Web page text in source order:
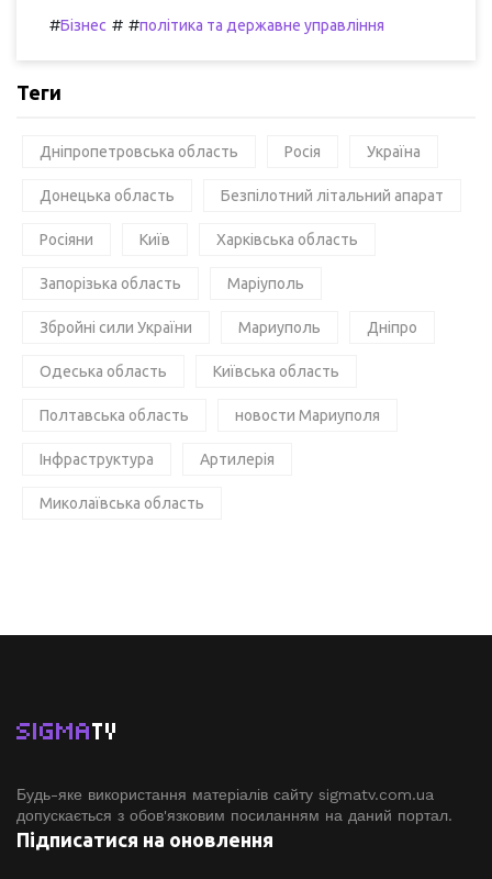
#Бізнес # #політика та державне управління
Теги
Дніпропетровська область Росія Україна
Донецька область Безпілотний літальний апарат
Росіяни Київ Харківська область
Запорізька область Маріуполь
Збройні сили України Мариуполь Дніпро
Одеська область Київська область
Полтавська область новости Мариуполя
Інфраструктура Артилерія
Миколаївська область
SIGMATV
Будь-яке використання матеріалів сайту sigmatv.com.ua
допускається з обов'язковим посиланням на даний портал.
Підписатися на оновлення